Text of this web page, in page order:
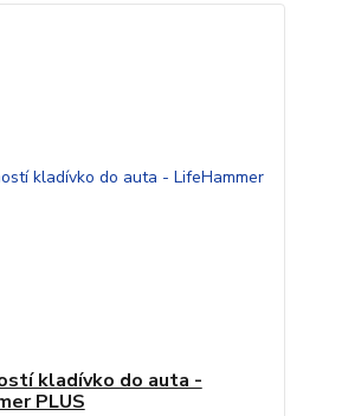
kladívko do auta -
PLUS